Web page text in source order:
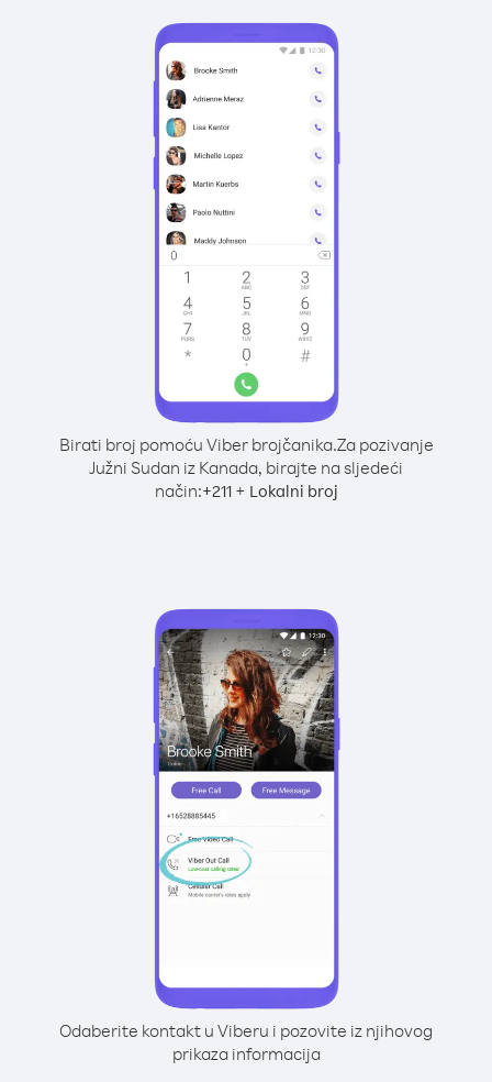
Birati broj pomoću Viber brojčanika.Za pozivanje
Južni Sudan iz Kanada, birajte na sljedeći
način:+211+ Lokalni broj
Odaberite kontakt u Viberu i pozovite iz njihovog
prikaza informacija